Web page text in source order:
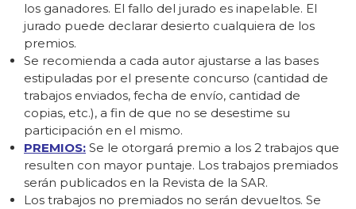
los ganadores. El fallo del jurado es inapelable. El
jurado puede declarar desierto cualquiera de los
premios.
Se recomienda a cada autor ajustarse a las bases
estipuladas por el presente concurso (cantidad de
trabajos enviados, fecha de envío, cantidad de
copias, etc.), a fin de que no se desestime su
participación en el mismo.
PREMIOS: Se le otorgará premio a los 2 trabajos que
resulten con mayor puntaje. Los trabajos premiados
serán publicados en la Revista de la SAR.
Los trabajos no premiados no serán devueltos. Se